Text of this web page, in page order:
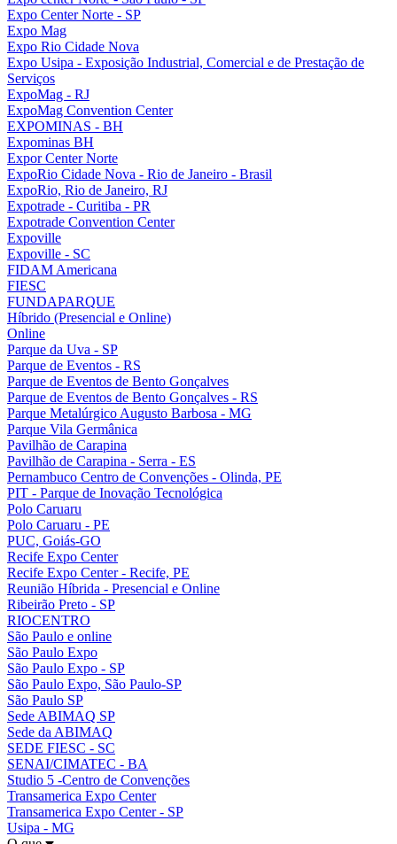
Expo Center Norte - SP
Expo Mag
Expo Rio Cidade Nova
Expo Usipa - Exposição Industrial, Comercial e de Prestação de
Serviços
ExpoMag - RJ
ExpoMag Convention Center
EXPOMINAS - BH
Expominas BH
Expor Center Norte
ExpoRio Cidade Nova - Rio de Janeiro - Brasil
ExpoRio, Rio de Janeiro, RJ
Expotrade - Curitiba - PR
Expotrade Convention Center
Expoville
Expoville - SC
FIDAM Americana
FIESC
FUNDAPARQUE
Híbrido (Presencial e Online)
Online
Parque da Uva - SP
Parque de Eventos - RS
Parque de Eventos de Bento Gonçalves
Parque de Eventos de Bento Gonçalves - RS
Parque Metalúrgico Augusto Barbosa - MG
Parque Vila Germânica
Pavilhão de Carapina
Pavilhão de Carapina - Serra - ES
Pernambuco Centro de Convenções - Olinda, PE
PIT - Parque de Inovação Tecnológica
Polo Caruaru
Polo Caruaru - PE
PUC, Goiás-GO
Recife Expo Center
Recife Expo Center - Recife, PE
Reunião Híbrida - Presencial e Online
Ribeirão Preto - SP
RIOCENTRO
São Paulo e online
São Paulo Expo
São Paulo Expo - SP
São Paulo Expo, São Paulo-SP
São Paulo SP
Sede ABIMAQ SP
Sede da ABIMAQ
SEDE FIESC - SC
SENAI/CIMATEC - BA
Studio 5 -Centro de Convenções
Transamerica Expo Center
Transamerica Expo Center - SP
Usipa - MG